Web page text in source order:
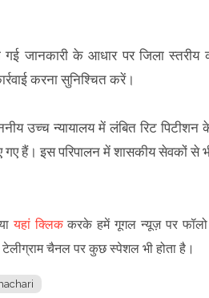
गई जानकारी के आधार पर जिला
करना सुनिश्चित करें।
उच्च न्यायालय में लंबित रिट
हैं। इस परिपालन में शासकीय सेवकों से भी
यहां क्लिककरके हमें गूगल न्यूज़ पर
चैनल पर कुछ स्पेशल भी होता है।